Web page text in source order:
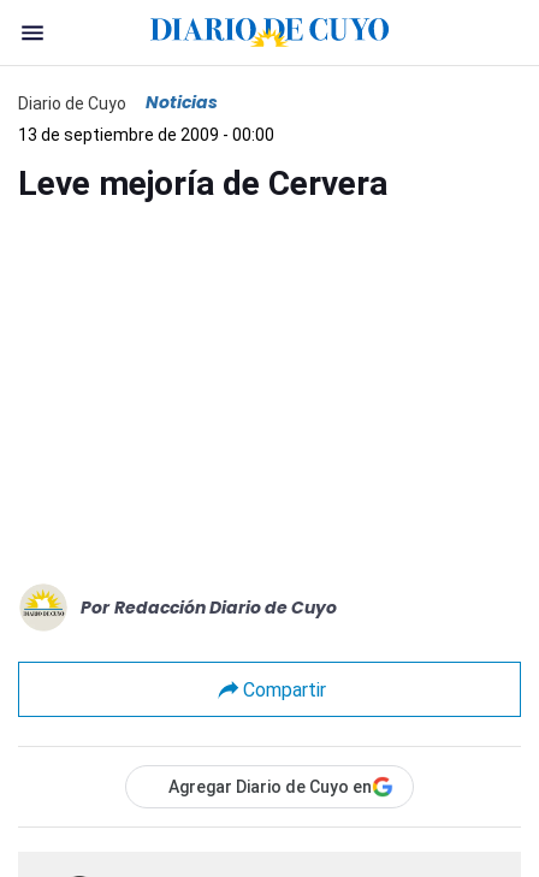
Diario de Cuyo Noticias
13 de septiembre de 2009 - 00:00
Leve mejoría de Cervera
Por Redacción Diario de Cuyo
Compartir
Agregar Diario de Cuyo en